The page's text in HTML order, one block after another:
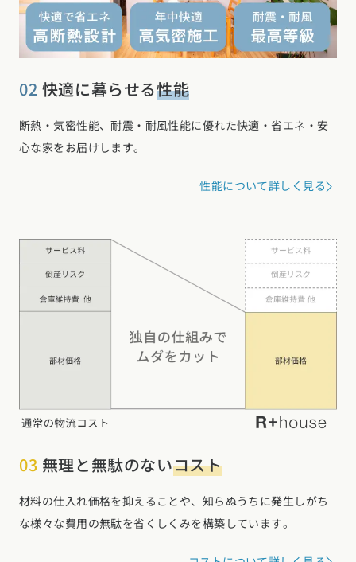
02 快適に暮らせる性能
断熱・気密性能、耐震・耐風性能に優れた快適・省エネ・安
心な家をお届けします。
性能について詳しく見る
03 無理と無駄のないコスト
材料の仕入れ価格を抑えることや、知らぬうちに発生しがち
な様々な費用の無駄を省くしくみを構築しています。